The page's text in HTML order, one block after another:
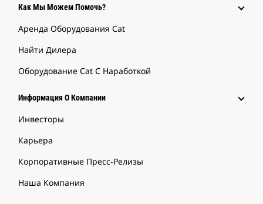
Как Мы Можем Помочь?
Аренда Оборудования Cat
Найти Дилера
Оборудование Cat С Наработкой
Информация О Компании
Инвесторы
Карьера
Корпоративные Пресс-Релизы
Наша Компания